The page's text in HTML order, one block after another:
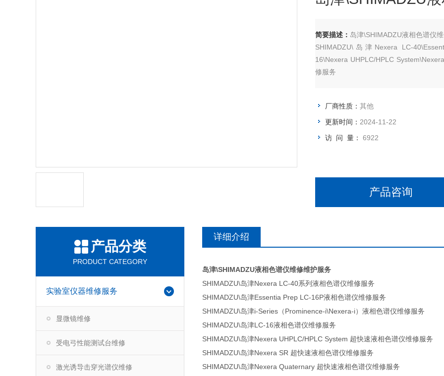
简要描述： 岛津\SHIMADZU液相色谱仪
SHIMADZU\岛津Nexera LC-
16\Nexera UHPLC/HPLC
修服务
厂商性质： 其他
更新时间： 2024-11-22
访 问 量： 6922
产品咨询
产品分类
PRODUCT CATEGORY
实验室仪器维修服务
显微镜维修
受电弓性能测试台维修
激光诱导击穿光谱仪维修
详细介绍
岛津\SHIMADZU液相色谱仪维修维护服务
SHIMADZU\岛津Nexera LC-40系列液相色谱仪维修服务
SHIMADZU\岛津Essentia Prep LC-16P液相色谱仪维修服务
SHIMADZU\岛津i-Series（Prominence-i\Nexera-i）液相色谱仪维修服务
SHIMADZU\岛津LC-16液相色谱仪维修服务
SHIMADZU\岛津Nexera UHPLC/HPLC System 超快速液相色谱仪维修服务
SHIMADZU\岛津Nexera SR 超快速液相色谱仪维修服务
SHIMADZU\岛津Nexera Quaternary 超快速液相色谱仪维修服务